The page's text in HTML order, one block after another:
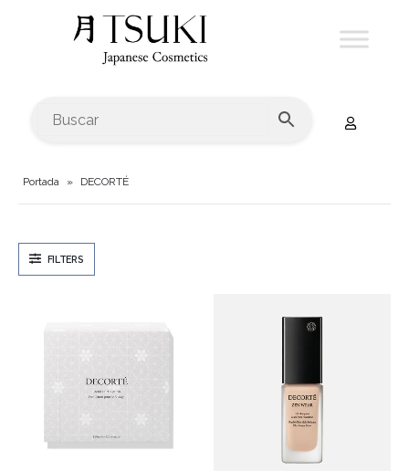
Portada » DECORTÉ
FILTERS